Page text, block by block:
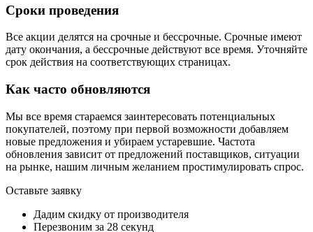
Сроки проведения
Все акции делятся на срочные и бессрочные. Срочные имеют
дату окончания, а бессрочные действуют все время. Уточняйте
срок действия на соответствующих страницах.
Как часто обновляются
Мы все время стараемся заинтересовать потенциальных
покупателей, поэтому при первой возможности добавляем
новые предложения и убираем устаревшие. Частота
обновления зависит от предложений поставщиков, ситуации
на рынке, нашим личным желанием простимулировать спрос.
Оставьте заявку
Дадим скидку от производителя
Перезвоним за 28 секунд